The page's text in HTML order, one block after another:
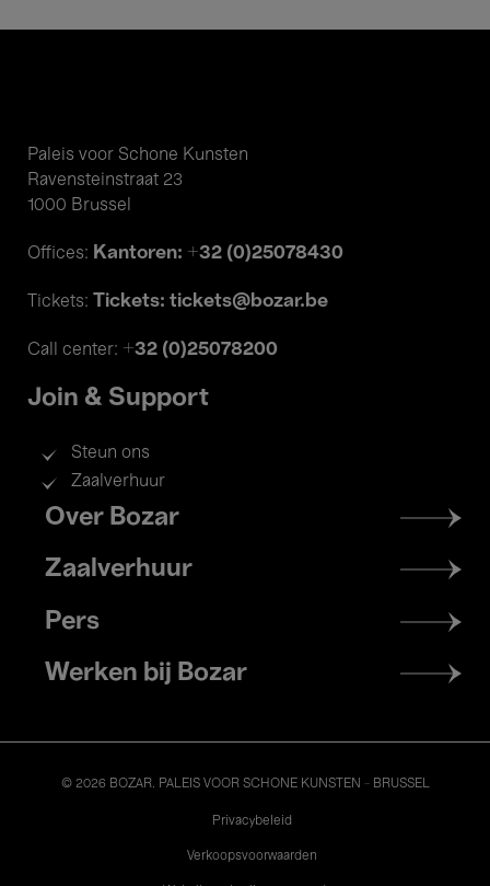
Paleis voor Schone Kunsten
Ravensteinstraat 23
1000 Brussel
Offices: Kantoren: +32 (0)25078430
Tickets: Tickets: tickets@bozar.be
Call center: +32 (0)25078200
Join & Support
Steun ons
Zaalverhuur
Footer
menu
Over Bozar
Zaalverhuur
Pers
Werken bij Bozar
© 2026 BOZAR. PALEIS VOOR SCHONE KUNSTEN - BRUSSEL
Privacybeleid
Verkoopsvoorwaarden